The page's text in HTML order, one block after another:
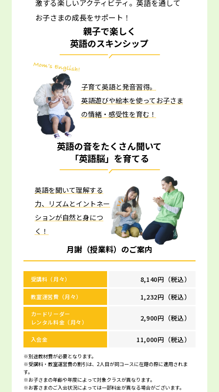
激する楽しいアクティビティ。 英語を通して
お子さまの成長をサポート！
親子で楽しく
英語のスキンシップ
子育て英語と発音習得。
英語遊びや絵本を使ってお子さま
の情緒・感受性を育む！
英語の音をたくさん聞いて
「英語脳」を育てる
英語を聞いて理解する
力、リズムとイントネー
ションが自然と身につ
く！
月謝（授業料）のご案内
受講料（月々） 8,140円（税込）
教室運営費（月々） 1,232円（税込）
カードリーダー
レンタル料金（月々）
2,900円（税込）
入会金 11,000円（税込）
※別途教材費が必要となります。
※受講料・教室運営費の割引は、2人目が同コースに在籍の際に適用されま
す。
※お子さまの年齢や年度によって対象クラスが異なります。
※お客さまのご入会状況によっては一部料金が異なる場合がございます。